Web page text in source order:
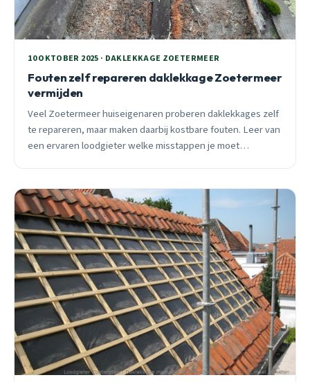
10 OKTOBER 2025 · DAKLEKKAGE ZOETERMEER
Fouten zelf repareren daklekkage Zoetermeer
vermijden
Veel Zoetermeer huiseigenaren proberen daklekkages zelf
te repareren, maar maken daarbij kostbare fouten. Leer van
een ervaren loodgieter welke misstappen je moet